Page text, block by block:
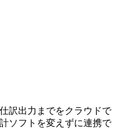
出力までをクラウドで
フトを変えずに連携で